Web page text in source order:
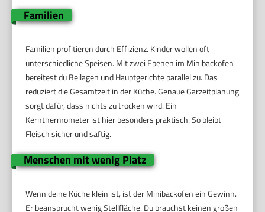
Familien
Familien profitieren durch Effizienz. Kinder wollen oft
unterschiedliche Speisen. Mit zwei Ebenen im Minibackofen
bereitest du Beilagen und Hauptgerichte parallel zu. Das
reduziert die Gesamtzeit in der Küche. Genaue Garzeitplanung
sorgt dafür, dass nichts zu trocken wird. Ein
Kernthermometer ist hier besonders praktisch. So bleibt
Fleisch sicher und saftig.
Menschen mit wenig Platz
Wenn deine Küche klein ist, ist der Minibackofen ein Gewinn.
Er beansprucht wenig Stellfläche. Du brauchst keinen großen